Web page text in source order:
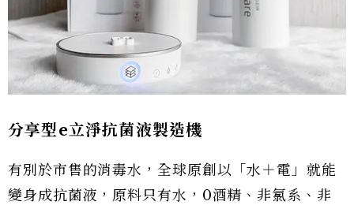
分享型e立淨抗菌液製造機
有別於市售的消毒水，全球原創以「水＋電」就能
變身成抗菌液，原料只有水，0酒精、非氯系、非